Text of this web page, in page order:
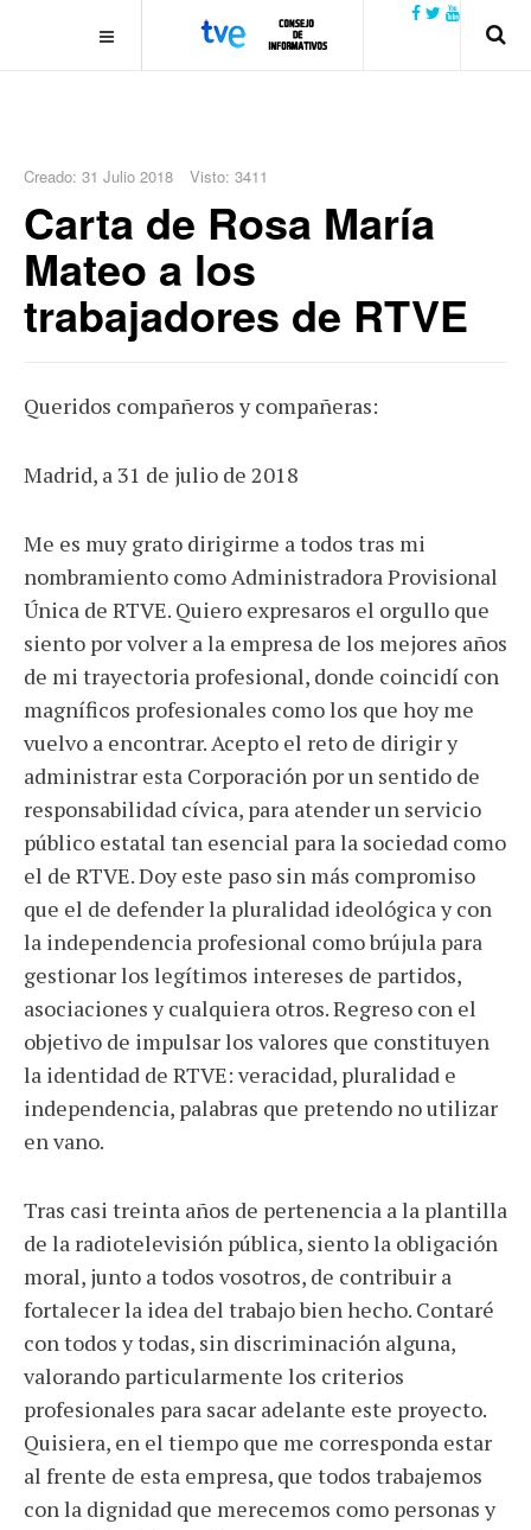
.plain-style .box-contact.box-bg { background: #0445b9
url('../../images/contact.png') 0 0 no-repeat; color: #eaeaea; padding:
Creado: 31 Julio 2018 Visto: 3411
Carta de Rosa María
Mateo a los
trabajadores de RTVE
Queridos compañeros y compañeras:
Madrid, a 31 de julio de 2018
Me es muy grato dirigirme a todos tras mi
nombramiento como Administradora Provisional
Única de RTVE. Quiero expresaros el orgullo que
siento por volver a la empresa de los mejores años
de mi trayectoria profesional, donde coincidí con
magníficos profesionales como los que hoy me
vuelvo a encontrar. Acepto el reto de dirigir y
administrar esta Corporación por un sentido de
responsabilidad cívica, para atender un servicio
público estatal tan esencial para la sociedad como
el de RTVE. Doy este paso sin más compromiso
que el de defender la pluralidad ideológica y con
la independencia profesional como brújula para
gestionar los legítimos intereses de partidos,
asociaciones y cualquiera otros. Regreso con el
objetivo de impulsar los valores que constituyen
la identidad de RTVE: veracidad, pluralidad e
independencia, palabras que pretendo no utilizar
en vano.
Tras casi treinta años de pertenencia a la plantilla
de la radiotelevisión pública, siento la obligación
moral, junto a todos vosotros, de contribuir a
fortalecer la idea del trabajo bien hecho. Contaré
con todos y todas, sin discriminación alguna,
valorando particularmente los criterios
profesionales para sacar adelante este proyecto.
Quisiera, en el tiempo que me corresponda estar
al frente de esta empresa, que todos trabajemos
con la dignidad que merecemos como personas y